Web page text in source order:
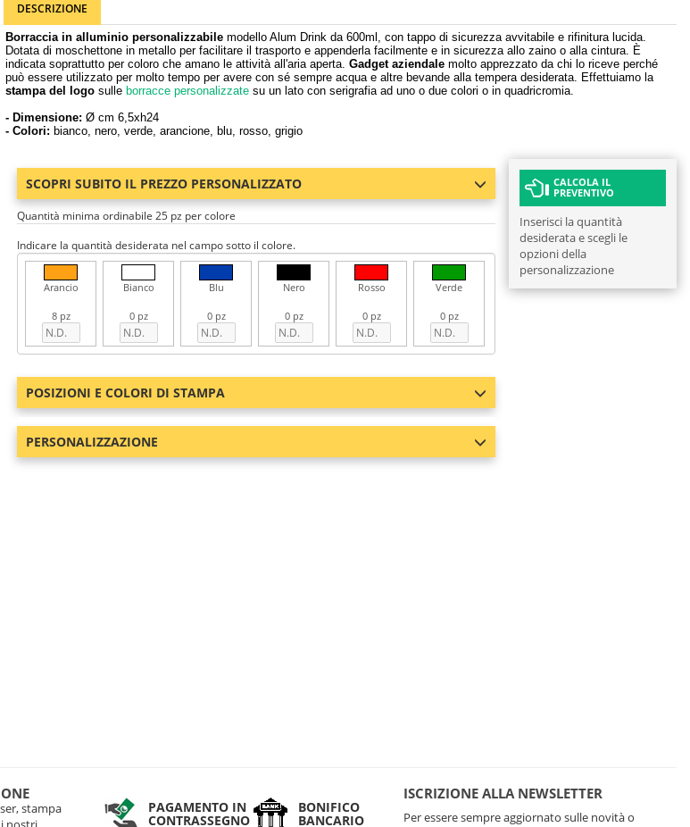
DESCRIZIONE
Borraccia in alluminio personalizzabile modello Alum Drink da 600ml, con tappo di sicurezza avvitabile e rifinitura lucida.
Dotata di moschettone in metallo per facilitare il trasporto e appenderla facilmente e in sicurezza allo zaino o alla cintura. È
indicata soprattutto per coloro che amano le attività all'aria aperta. Gadget aziendale molto apprezzato da chi lo riceve perché
può essere utilizzato per molto tempo per avere con sé sempre acqua e altre bevande alla tempera desiderata. Effettuiamo la
stampa del logo sulle borracce personalizzate su un lato con serigrafia ad uno o due colori o in quadricromia.
- Dimensione: Ø cm 6,5xh24
- Colori: bianco, nero, verde, arancione, blu, rosso, grigio
SCOPRI SUBITO IL PREZZO PERSONALIZZATO
Quantità minima ordinabile 25 pz per colore
Indicare la quantità desiderata nel campo sotto il colore.
Arancio
8 pz
Bianco
0 pz
Blu
0 pz
Nero
0 pz
Rosso
0 pz
Verde
0 pz
POSIZIONI E COLORI DI STAMPA
PERSONALIZZAZIONE
CALCOLA IL
PREVENTIVO
Inserisci la quantità
desiderata e scegli le
opzioni della
personalizzazione
stampa
PAGAMENTO IN
CONTRASSEGNO
BONIFICO
BANCARIO
ISCRIZIONE ALLA NEWSLETTER
Per essere sempre aggiornato sulle novità o